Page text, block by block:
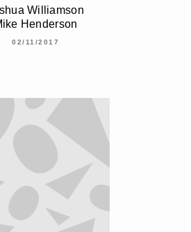
Williamson
Henderson
02/11/2017